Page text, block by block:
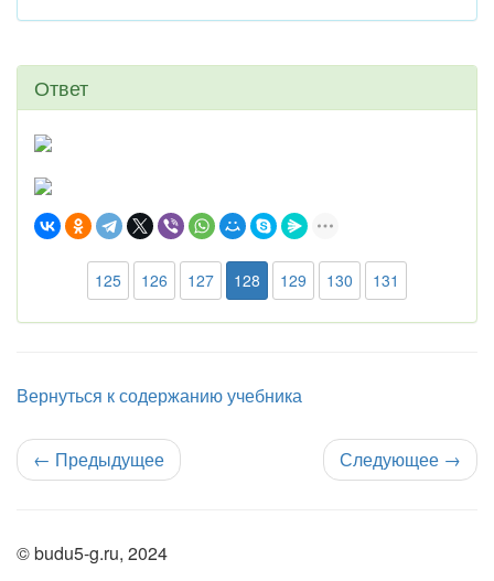
Ответ
125 126 127 128 129 130 131
Вернуться к содержанию учебника
← Предыдущее Следующее →
© budu5-g.ru, 2024